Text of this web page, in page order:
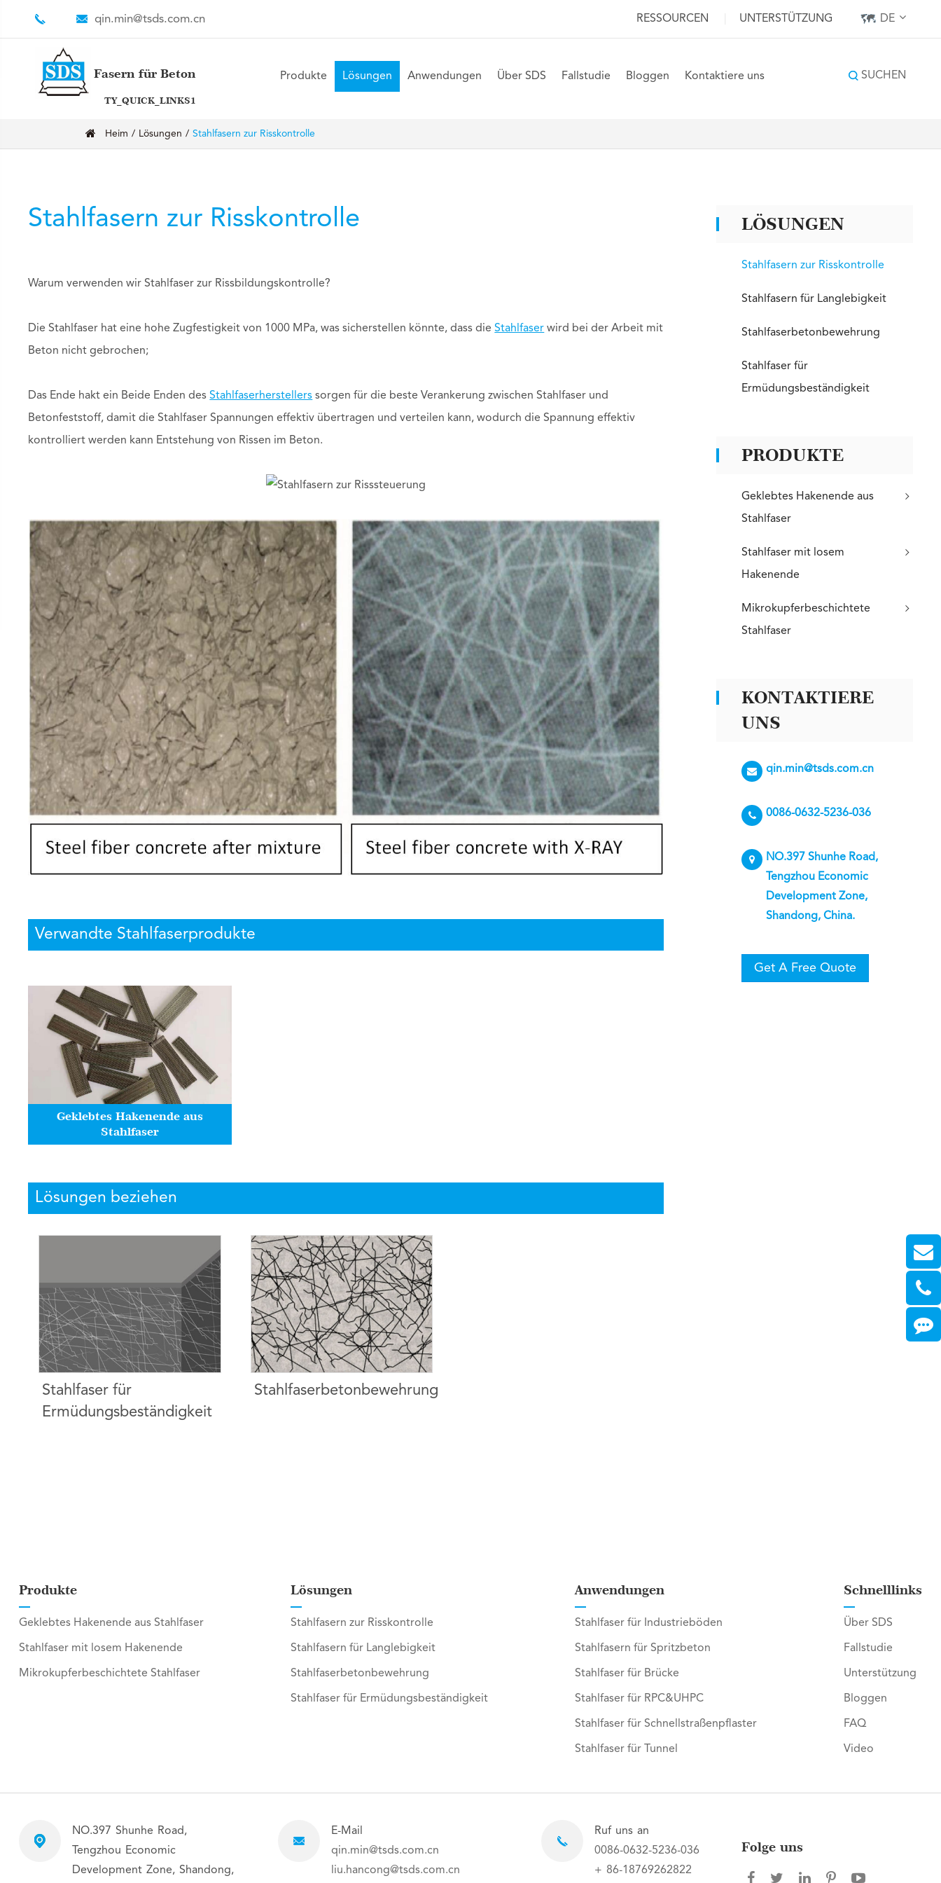
qin.min@tsds.com.cn RESSOURCEN UNTERSTÜTZUNG DE
Fasern für Beton
TY_QUICK_LINKS1
Produkte Lösungen Anwendungen Über SDS Fallstudie Bloggen Kontaktiere uns SUCHEN
Heim Lösungen Stahlfasern zur Risskontrolle
Stahlfasern zur Risskontrolle
Warum verwenden wir Stahlfaser zur Rissbildungskontrolle?
Die Stahlfaser hat eine hohe Zugfestigkeit von 1000 MPa, was sicherstellen könnte, dass dieStahlfaser wird bei der Arbeit mit
Beton nicht gebrochen;
Das Ende hakt ein Beide Enden desStahlfaserherstellers sorgen für die beste Verankerung zwischen Stahlfaser und
Betonfeststoff, damit die Stahlfaser Spannungen effektiv übertragen und verteilen kann, wodurch die Spannung effektiv
kontrolliert werden kann Entstehung von Rissen im Beton.
Verwandte Stahlfaserprodukte
Geklebtes Hakenende aus
Stahlfaser
Lösungen beziehen
Stahlfaser für
Ermüdungsbeständigkeit
Stahlfaserbetonbewehrung
LÖSUNGEN
Stahlfasern zur Risskontrolle
Stahlfasern für Langlebigkeit
Stahlfaserbetonbewehrung
Stahlfaser für
Ermüdungsbeständigkeit
PRODUKTE
Geklebtes Hakenende aus
Stahlfaser
Stahlfaser mit losem
Hakenende
Mikrokupferbeschichtete
Stahlfaser
KONTAKTIERE
UNS
qin.min@tsds.com.cn
0086-0632-5236-036
NO.397 Shunhe Road,
Tengzhou Economic
Development Zone,
Shandong, China.
Get A Free Quote
Produkte
Geklebtes Hakenende aus Stahlfaser
Stahlfaser mit losem Hakenende
Mikrokupferbeschichtete Stahlfaser
Lösungen
Stahlfasern zur Risskontrolle
Stahlfasern für Langlebigkeit
Stahlfaserbetonbewehrung
Stahlfaser für Ermüdungsbeständigkeit
Anwendungen
Stahlfaser für Industrieböden
Stahlfasern für Spritzbeton
Stahlfaser für Brücke
Stahlfaser für RPC&UHPC
Stahlfaser für Schnellstraßenpflaster
Stahlfaser für Tunnel
Schnelllinks
Über SDS
Fallstudie
Unterstützung
Bloggen
FAQ
Video
NO.397 Shunhe Road,
Tengzhou Economic
Development Zone, Shandong,
E-Mail
qin.min@tsds.com.cn
liu.hancong@tsds.com.cn
Ruf uns an
0086-0632-5236-036
+ 86-18769262822
Folge uns